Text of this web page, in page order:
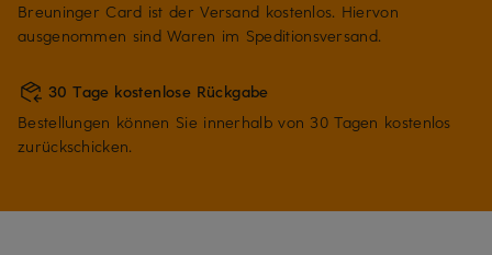
Breuninger Card ist der Versand kostenlos. Hiervon
ausgenommen sind Waren im Speditionsversand.
30 Tage kostenlose Rückgabe
Bestellungen können Sie innerhalb von 30 Tagen kostenlos
zurückschicken.